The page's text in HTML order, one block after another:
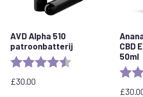
AVD Alpha 510
patroonbatterij
Beoordeling: 4.7 van 5 sterren
£30.00
CBD
50ml
£